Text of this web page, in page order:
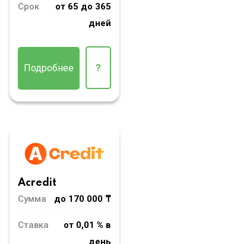
Срок
от 65 до 365
дней
Подробнее ?
Acredit
Сумма
до 170 000 ₸
Ставка
от 0,01 % в
день